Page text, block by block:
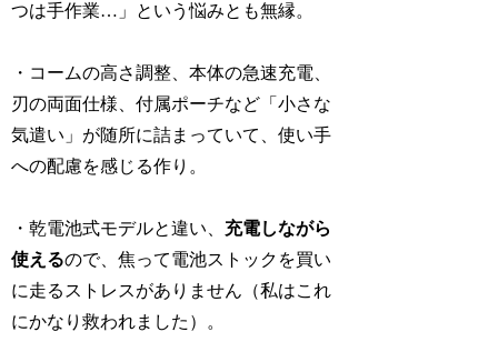
つは手作業…」という悩みとも無縁。
・コームの高さ調整、本体の急速充電、
刃の両面仕様、付属ポーチなど「小さな
気遣い」が随所に詰まっていて、使い手
への配慮を感じる作り。
・乾電池式モデルと違い、 充電しながら
使えるので、焦って電池ストックを買い
に走るストレスがありません（私はこれ
にかなり救われました）。